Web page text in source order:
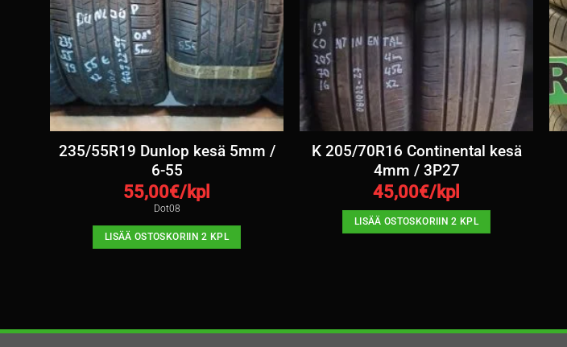
235/55R19 Dunlop kesä 5mm /
6-55
55,00€/kpl
Dot08
LISÄÄ OSTOSKORIIN 2 KPL
K 205/70R16 Continental kesä
4mm / 3P27
45,00€/kpl
LISÄÄ OSTOSKORIIN 2 KPL